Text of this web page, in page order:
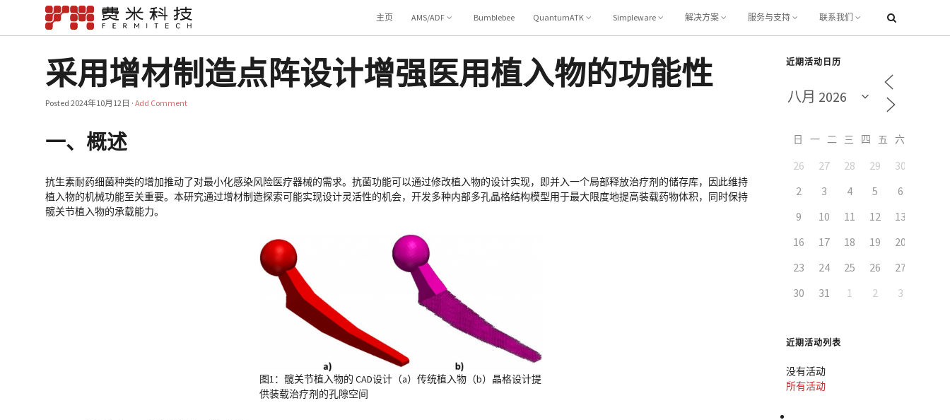
主页 AMS/ADF Bumblebee QuantumATK Simpleware 解决方案 服务与支持 联系我们
采用增材制造点阵设计增强医用植入物的功能性
Posted2024年10月12日 ·Add Comment
一、概述
抗生素耐药细菌种类的增加推动了对最小化感染风险医疗器械的需求。抗菌功能可以通过修改植入物的设计实现，即并入一个局部释放治疗剂的储存库，因此维持
植入物的机械功能至关重要。本研究通过增材制造探索可能实现设计灵活性的机会，开发多种内部多孔晶格结构模型用于最大限度地提高装载药物体积，同时保持
髋关节植入物的承载能力。
图1：髋关节植入物的 CAD设计（a）传统植入物（b）晶格设计提
供装载治疗剂的孔隙空间
近期活动日历
日 一 二 三 四 五
26 27 28 29 30
2
3 4 5 6
9
10 11 12 13
16
17 18 19 20
23
24 25 26 27
30
31 1 2 3
近期活动列表
没有活动
所有活动